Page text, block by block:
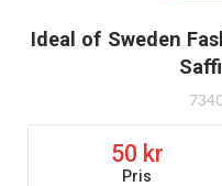
Ideal of Sweden
Pris
50